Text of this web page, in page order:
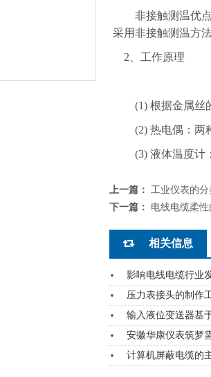
非接触测温优点
采用非接触测温方
2、工作原理
(1) 根据金属丝的
(2) 热电偶：两种
(3) 液体温度计：
上一篇： 工业仪表的分
下一篇：
电线电缆柔
相关信息
影响电线电缆行业
压力表接头的制作
输入液位变送器基
安徽华康仪表筑梦
计算机屏蔽电缆的